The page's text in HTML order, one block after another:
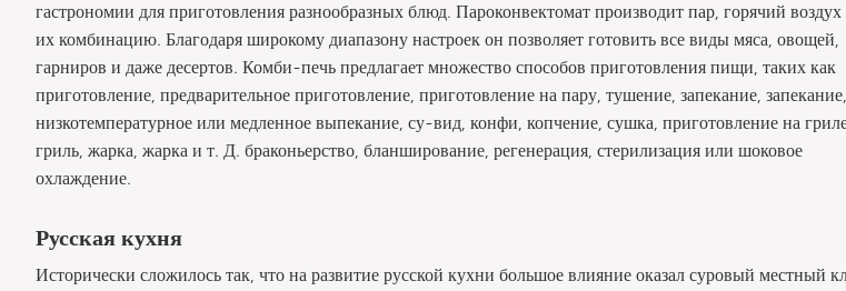
гастрономии для приготовления разнообразных блюд. Пароконвектомат производит пар, горячий
их комбинацию. Благодаря широкому диапазону настроек он позволяет готовить все виды мяса, овощей,
гарниров и даже десертов. Комби-печь предлагает множество способов приготовления пищи, таких как
приготовление, предварительное приготовление, приготовление на пару, тушение, запекание, запекание,
низкотемпературное или медленное выпекание, су-вид, конфи, копчение, сушка, приготовление на
гриль, жарка, жарка и т. Д. браконьерство, бланширование, регенерация, стерилизация или шоковое
охлаждение.
Русская кухня
Исторически сложилось так, что на развитие русской кухни большое влияние оказал суровый местный